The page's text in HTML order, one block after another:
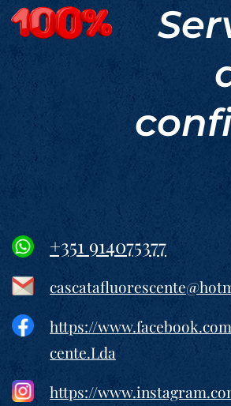
+351 914075377
https://
cente.Lda
https://